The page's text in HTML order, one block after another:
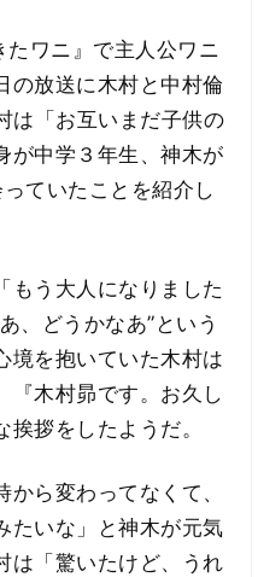
ワニ』で主人公ワニ
の放送に木村と中村倫
は「お互いまだ子供の
が中学３年生、神木が
ていたことを紹介し
う大人になりました
、どうかなあ”という
境を抱いていた木村は
『木村昴です。お久し
拶をしたようだ。
ら変わってなくて、
たいな」と神木が元気
は「驚いたけど、うれ